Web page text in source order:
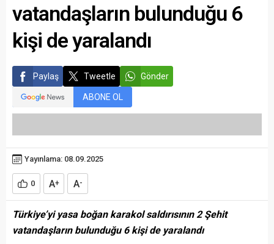
vatandaşların bulunduğu 6
kişi de yaralandı
Paylaş Tweetle Gönder
ABONE OL
Yayınlama: 08.09.2025
0 A+ A-
Türkiye’yi yasa boğan karakol saldırısının 2 Şehit
vatandaşların bulunduğu 6 kişi de yaralandı